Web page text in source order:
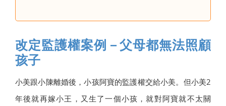
改定監護權案例－父母都無法照顧
孩子
小美跟小陳離婚後，小孩阿寶的監護權交給小美。但小美2
年後就再嫁小王，又生了一個小孩，就對阿寶就不太關